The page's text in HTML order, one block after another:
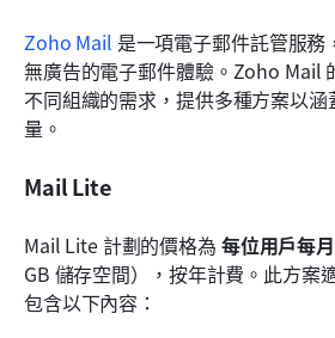
Zoho Mail 是一項電子郵件託管服務
無廣告的電子郵件體驗。Zoho Mail
不同組織的需求，提供多種方案以
量。
Mail Lite
Mail Lite 計劃的價格為 每位用戶每
GB 儲存空間），按年計費。此方案
包含以下內容：